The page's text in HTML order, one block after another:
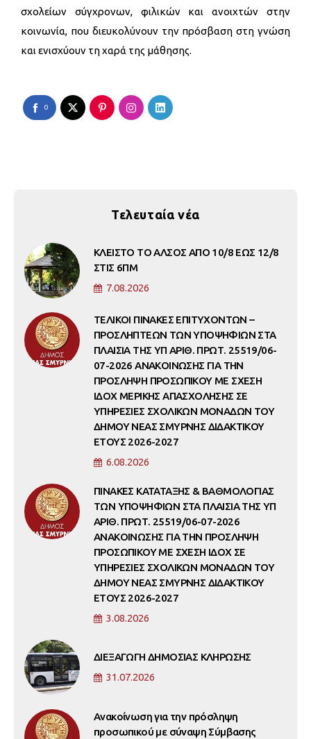
σχολείων σύγχρονων, φιλικών και ανοιχτών στην
κοινωνία, που διευκολύνουν την πρόσβαση στη γνώση
και ενισχύουν τη χαρά της μάθησης.
0
Τελευταία νέα
ΚΛΕΙΣΤΟ ΤΟ ΑΛΣΟΣ ΑΠΟ 10/8 ΕΩΣ 12/8
ΣΤΙΣ 6ΠΜ
7.08.2026
ΤΕΛΙΚΟΙ ΠΙΝΑΚΕΣ ΕΠΙΤΥΧΟΝΤΩΝ –
ΠΡΟΣΛΗΠΤΕΩΝ ΤΩΝ ΥΠΟΨΗΦΙΩΝ ΣΤΑ
ΠΛΑΙΣΙΑ ΤΗΣ ΥΠ ΑΡΙΘ. ΠΡΩΤ. 25519/06-
07-2026 ΑΝΑΚΟΙΝΩΣΗΣ ΓΙΑ ΤΗΝ
ΠΡΟΣΛΗΨΗ ΠΡΟΣΩΠΙΚΟΥ ΜΕ ΣΧΕΣΗ
ΙΔΟΧ ΜΕΡΙΚΗΣ ΑΠΑΣΧΟΛΗΣΗΣ ΣΕ
ΥΠΗΡΕΣΙΕΣ ΣΧΟΛΙΚΩΝ ΜΟΝΑΔΩΝ ΤΟΥ
ΔΗΜΟΥ ΝΕΑΣ ΣΜΥΡΝΗΣ ΔΙΔΑΚΤΙΚΟΥ
ΕΤΟΥΣ 2026-2027
6.08.2026
ΠΙΝΑΚΕΣ ΚΑΤΑΤΑΞΗΣ & ΒΑΘΜΟΛΟΓΙΑΣ
ΤΩΝ ΥΠΟΨΗΦΙΩΝ ΣΤΑ ΠΛΑΙΣΙΑ ΤΗΣ ΥΠ
ΑΡΙΘ. ΠΡΩΤ. 25519/06-07-2026
ΑΝΑΚΟΙΝΩΣΗΣ ΓΙΑ ΤΗΝ ΠΡΟΣΛΗΨΗ
ΠΡΟΣΩΠΙΚΟΥ ΜΕ ΣΧΕΣΗ ΙΔΟΧ ΣΕ
ΥΠΗΡΕΣΙΕΣ ΣΧΟΛΙΚΩΝ ΜΟΝΑΔΩΝ ΤΟΥ
ΔΗΜΟΥ ΝΕΑΣ ΣΜΥΡΝΗΣ ΔΙΔΑΚΤΙΚΟΥ
ΕΤΟΥΣ 2026-2027
3.08.2026
ΔΙΕΞΑΓΩΓΗ ΔΗΜΟΣΙΑΣ ΚΛΗΡΩΣΗΣ
31.07.2026
Ανακοίνωση για την πρόσληψη
προσωπικού με σύναψη Σύμβασης